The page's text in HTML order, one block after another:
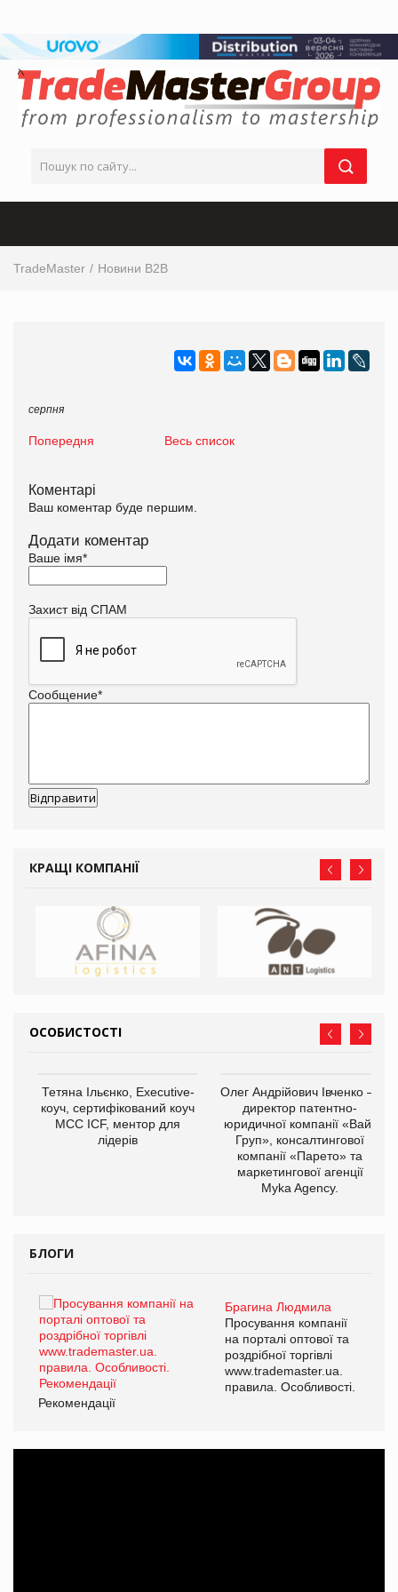
TradeMaster Новини B2B
серпня
Попередня Весь список
Коментарі
Ваш коментар буде першим.
Додати коментар
Ваше імя*
Захист від СПАМ
Сообщение*
КРАЩІ КОМПАНІЇ
ОСОБИСТОСТІ
Тетяна Ільєнко, Executive-
коуч, сертифікований коуч
МСС ICF, ментор для
лідерів
Олег Андрійович Івченко —
директор патентно-
юридичної компанії «Вайз
Груп», консалтингової
компанії «Парето» та
маркетингової агенції
Myka Agency.
БЛОГИ
Брагина Людмила
Просування компанії
на порталі оптової та
роздрібної торгівлі
www.trademaster.ua.
правила. Особливості.
Рекомендації